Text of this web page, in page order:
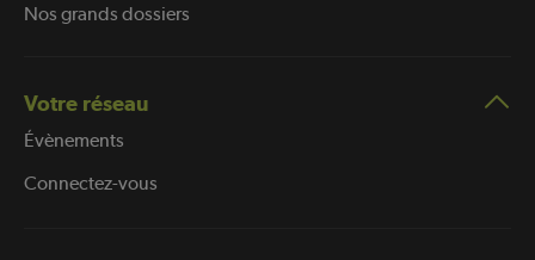
Nos grands dossiers
Votre réseau
Évènements
Connectez-vous